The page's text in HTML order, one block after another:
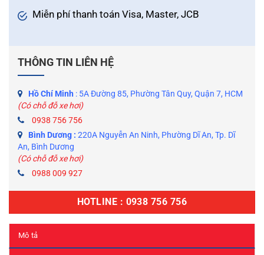
Miễn phí thanh toán Visa, Master, JCB
THÔNG TIN LIÊN HỆ
Hồ Chí Minh : 5A Đường 85, Phường Tân Quy, Quận 7, HCM
(Có chỗ đỗ xe hơi)
0938 756 756
Bình Dương : 220A Nguyễn An Ninh, Phường Dĩ An, Tp. Dĩ
An, Bình Dương
(Có chỗ đỗ xe hơi)
0988 009 927
HOTLINE : 0938 756 756
Mô tả